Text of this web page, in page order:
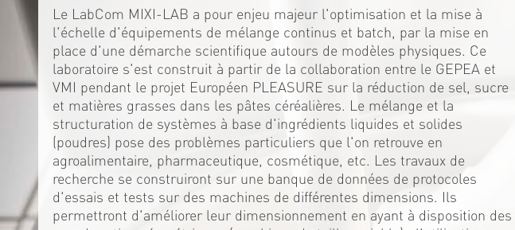
Le LabCom MIXI-LAB a pour enjeu majeur l'optimisation et la mise à
l'échelle d'équipements de mélange continus et batch, par la mise en
place d'une démarche scientifique autours de modèles physiques. Ce
laboratoire s'est construit à partir de la collaboration entre le GEPEA et
VMI pendant le projet Européen PLEASURE sur la réduction de sel, sucre
et matières grasses dans les pâtes céréalières. Le mélange et la
structuration de systèmes à base d'ingrédients liquides et solides
(poudres) pose des problèmes particuliers que l'on retrouve en
agroalimentaire, pharmaceutique, cosmétique, etc. Les travaux de
recherche se construiront sur une banque de données de protocoles
d'essais et tests sur des machines de différentes dimensions. Ils
permettront d'améliorer leur dimensionnement en ayant à disposition des